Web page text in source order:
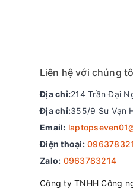
Liên hệ với chúng
Địa chỉ:214 Trần Đại
Địa chỉ:355/9 Sư Vạn
Email:
Điện thoại:
Zalo: 0963783214
Công ty TNHH Công